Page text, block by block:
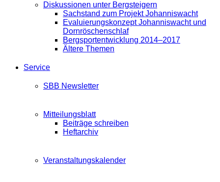
Diskussionen unter Bergsteigern
Sachstand zum Projekt Johanniswacht
Evaluierungskonzept Johanniswacht und
Dornröschenschlaf
Bergsportentwicklung 2014–2017
Ältere Themen
Service
SBB Newsletter
Mitteilungsblatt
Beiträge schreiben
Heftarchiv
Veranstaltungskalender